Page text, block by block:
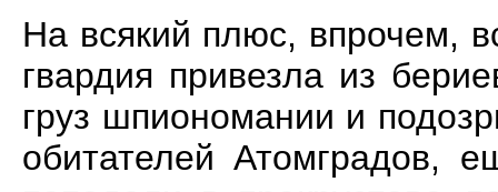
На всякий плюс, впрочем,
гвардия привезла из
груз шпиономании и
обитателей Атомградов,